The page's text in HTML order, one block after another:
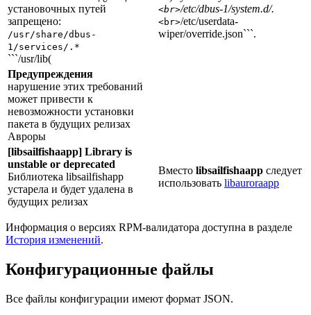
установочных путей
запрещено:
/usr/share/dbus-
1/services/.*
```/usr/lib(
<br>/etc/dbus-1/system.d/.
<br>/etc/userdata-
wiper/override.json```.
Предупреждения
нарушение этих требований
может привести к
невозможности установки
пакета в будущих релизах
Авроры
[libsailfishaapp] Library is
unstable or deprecated
Библиотека libsailfishapp
устарела и будет удалена в
будущих релизах
Вместо libsailfishaapp следует
использовать libauroraapp
Информация о версиях RPM-валидатора доступна в разделе
История изменений.
Конфигурационные файлы
Все файлы конфигурации имеют формат JSON.